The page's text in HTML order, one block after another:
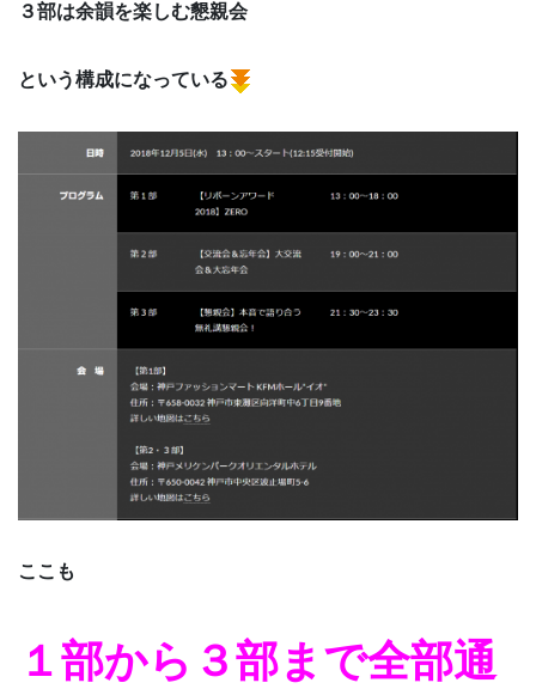
３部は余韻を楽しむ懇親会
という構成になっている
ここも
１部から３部まで全部通